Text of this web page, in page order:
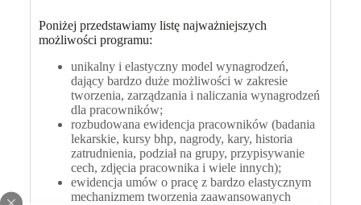
Poniżej przedstawiamy listę najważniejszych
możliwości programu:
unikalny i elastyczny model wynagrodzeń,
dający bardzo duże możliwości w zakresie
tworzenia, zarządzania i naliczania wynagrodzeń
dla pracowników;
rozbudowana ewidencja pracowników (badania
lekarskie, kursy bhp, nagrody, kary, historia
zatrudnienia, podział na grupy, przypisywanie
cech, zdjęcia pracownika i wiele innych);
ewidencja umów o pracę z bardzo elastycznym
mechanizmem tworzenia zaawansowanych